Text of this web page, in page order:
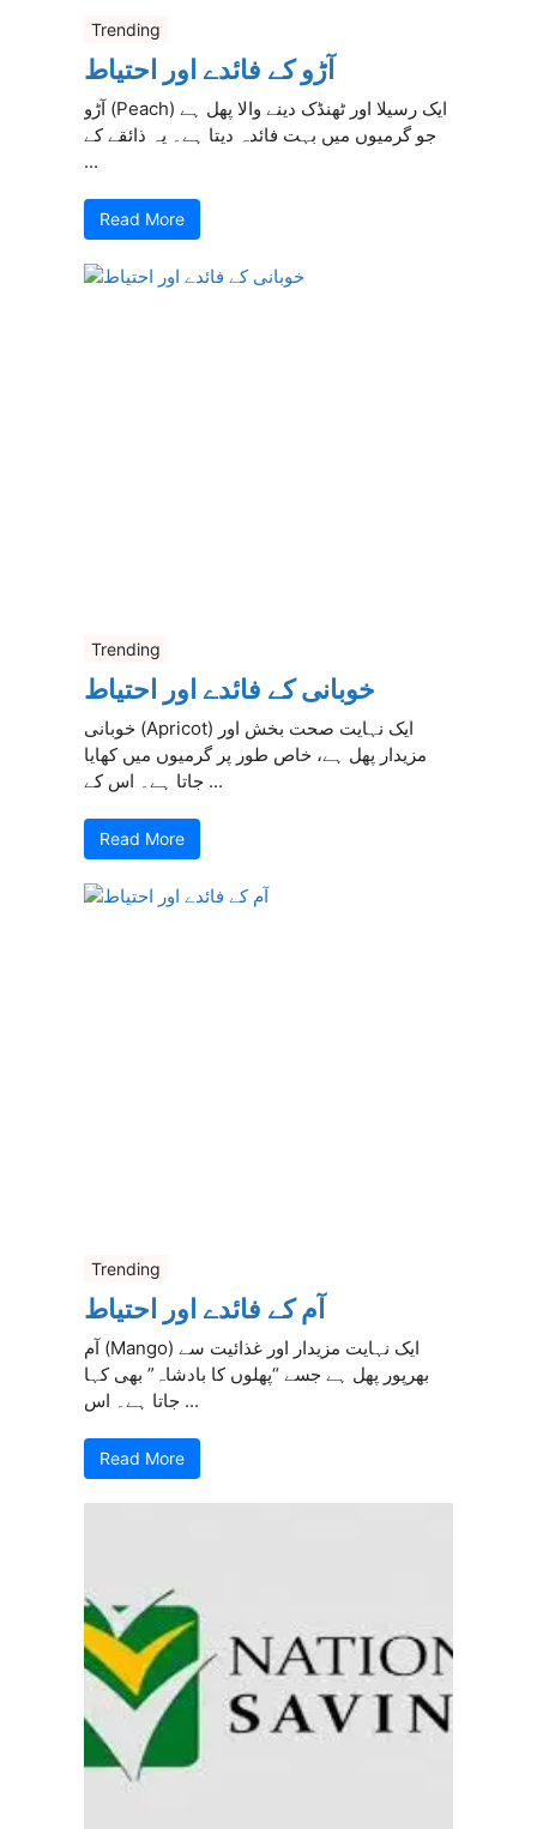
Trending
آڑو کے فائدے اور احتیاط
آڑو (Peach) ایک رسیلا اور ٹھنڈک دینے والا پھل ہے
جو گرمیوں میں بہت فائدہ دیتا ہے۔ یہ ذائقے کے
...
Read More
Trending
خوبانی کے فائدے اور احتیاط
خوبانی (Apricot) ایک نہایت صحت بخش اور
مزیدار پھل ہے، خاص طور پر گرمیوں میں کھایا
جاتا ہے۔ اس کے ...
Read More
Trending
آم کے فائدے اور احتیاط
آم (Mango) ایک نہایت مزیدار اور غذائیت سے
بھرپور پھل ہے جسے “پھلوں کا بادشاہ” بھی کہا
جاتا ہے۔ اس ...
Read More